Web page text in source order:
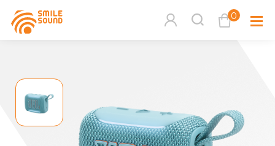
0
商品分類查詢 多媒體